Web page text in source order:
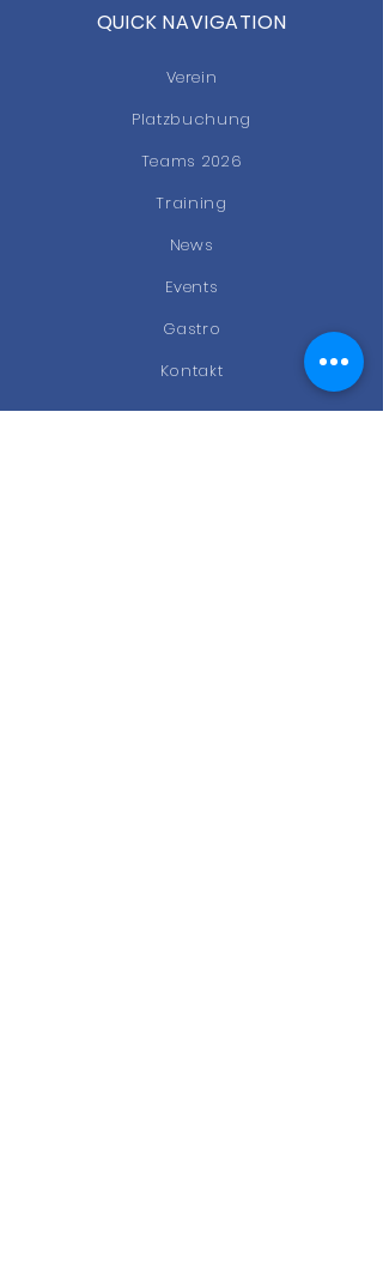
QUICK NAVIGATION
Verein
Platzbuchung
Teams 2026
Training
News
Events
Gastro
Kontakt